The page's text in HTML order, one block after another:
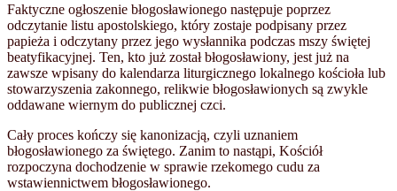
Faktyczne ogłoszenie błogosławionego następuje poprzez
odczytanie listu apostolskiego, który zostaje podpisany przez
papieża i odczytany przez jego wysłannika podczas mszy świętej
beatyfikacyjnej. Ten, kto już został błogosławiony, jest już na
zawsze wpisany do kalendarza liturgicznego lokalnego kościoła lub
stowarzyszenia zakonnego, relikwie błogosławionych są zwykle
oddawane wiernym do publicznej czci.
Cały proces kończy się kanonizacją, czyli uznaniem
błogosławionego za świętego. Zanim to nastąpi, Kościół
rozpoczyna dochodzenie w sprawie rzekomego cudu za
wstawiennictwem błogosławionego.